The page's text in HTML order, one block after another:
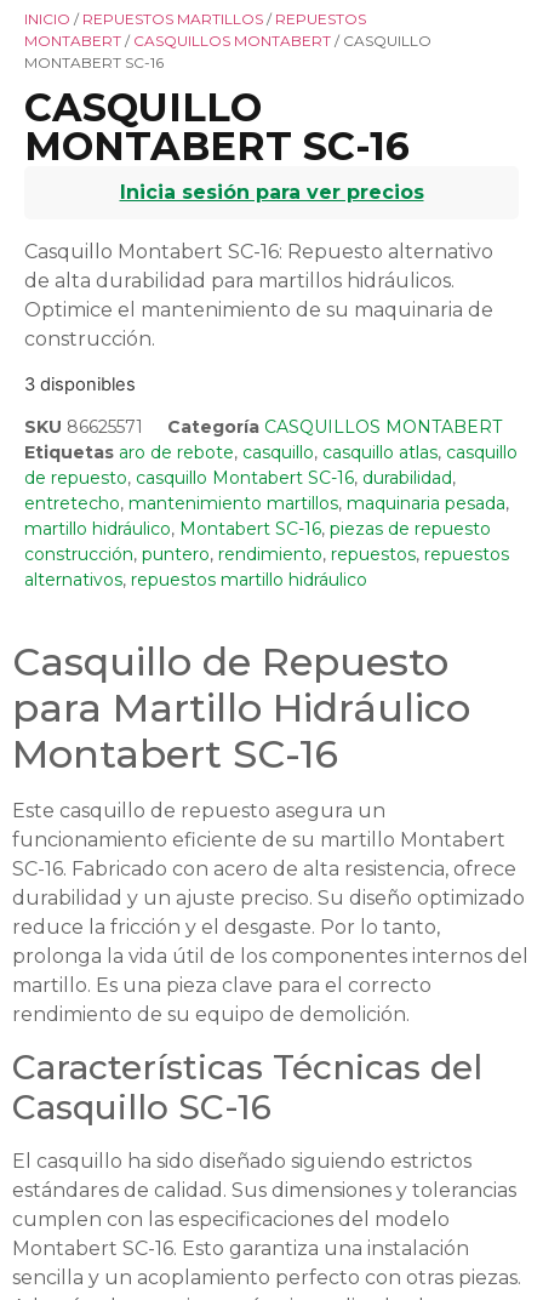
INICIO / REPUESTOS MARTILLOS / REPUESTOS
MONTABERT / CASQUILLOS MONTABERT / CASQUILLO
MONTABERT SC-16
CASQUILLO
MONTABERT SC-16
Inicia sesión para ver precios
Casquillo Montabert SC-16: Repuesto alternativo
de alta durabilidad para martillos hidráulicos.
Optimice el mantenimiento de su maquinaria de
construcción.
3 disponibles
SKU 86625571 Categoría CASQUILLOS MONTABERT
Etiquetas aro de rebote, casquillo, casquillo atlas, casquillo
de repuesto, casquillo Montabert SC-16, durabilidad,
entretecho, mantenimiento martillos, maquinaria pesada,
martillo hidráulico, Montabert SC-16, piezas de repuesto
construcción, puntero, rendimiento, repuestos, repuestos
alternativos, repuestos martillo hidráulico
Casquillo de Repuesto
para Martillo Hidráulico
Montabert SC-16
Este casquillo de repuesto asegura un
funcionamiento eficiente de su martillo Montabert
SC-16. Fabricado con acero de alta resistencia, ofrece
durabilidad y un ajuste preciso. Su diseño optimizado
reduce la fricción y el desgaste. Por lo tanto,
prolonga la vida útil de los componentes internos del
martillo. Es una pieza clave para el correcto
rendimiento de su equipo de demolición.
Características Técnicas del
Casquillo SC-16
El casquillo ha sido diseñado siguiendo estrictos
estándares de calidad. Sus dimensiones y tolerancias
cumplen con las especificaciones del modelo
Montabert SC-16. Esto garantiza una instalación
sencilla y un acoplamiento perfecto con otras piezas.